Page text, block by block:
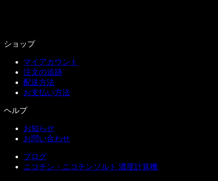
ショップ
マイアカウント
注文の追跡
配送方法
お支払い方法
ヘルプ
お知らせ
お問い合わせ
ブログ
ニコチン・ニコチンソルト 濃度計算機